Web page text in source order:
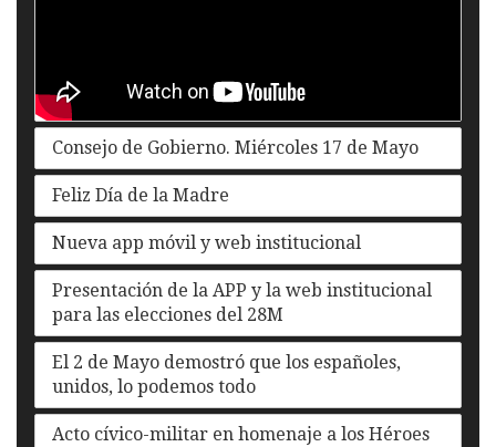
Consejo de Gobierno. Miércoles 17 de Mayo
Feliz Día de la Madre
Nueva app móvil y web institucional
Presentación de la APP y la web institucional
para las elecciones del 28M
El 2 de Mayo demostró que los españoles,
unidos, lo podemos todo
Acto cívico-militar en homenaje a los Héroes